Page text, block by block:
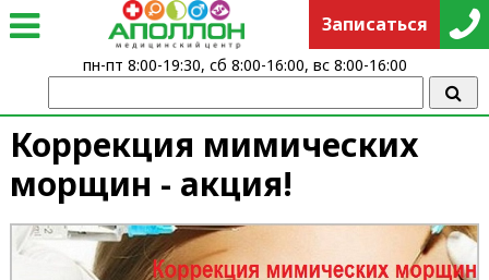
Коррекция мимических
морщин - акция!
Записаться
пн-пт 8:00-19:30, сб 8:00-16:00, вс 8:00-16:00